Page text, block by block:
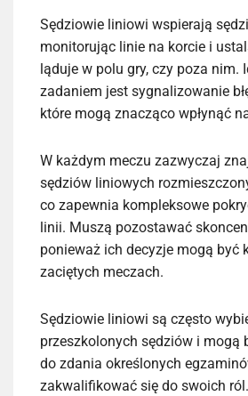
Sędziowie liniowi wspierają
monitorując linie na korcie i
ląduje w polu gry, czy poza nim.
zadaniem jest sygnalizowanie
które mogą znacząco wpłynąć
W każdym meczu zazwyczaj
sędziów liniowych
co zapewnia kompleksowe
linii. Muszą pozostawać
ponieważ ich decyzje mogą być
zaciętych meczach.
Sędziowie liniowi są często
przeszkolonych sędziów i mogą
do zdania określonych
zakwalifikować się do swoich